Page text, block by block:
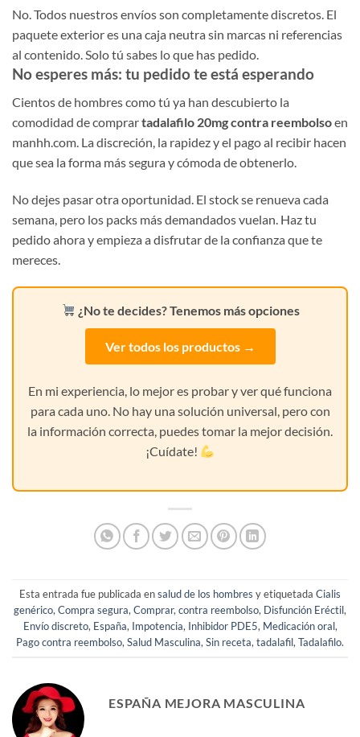
No. Todos nuestros envíos son completamente discretos. El
paquete exterior es una caja neutra sin marcas ni referencias
al contenido. Solo tú sabes lo que has pedido.
No esperes más: tu pedido te está esperando
Cientos de hombres como tú ya han descubierto la
comodidad de comprartadalafilo 20mg contra reembolsoen
manhh.com. La discreción, la rapidez y el pago al recibir hacen
que sea la forma más segura y cómoda de obtenerlo.
No dejes pasar otra oportunidad. El stock se renueva cada
semana, pero los packs más demandados vuelan. Haz tu
pedido ahora y empieza a disfrutar de la confianza que te
mereces.
¿No te decides? Tenemos más opciones
Ver todos los productos →
En mi experiencia, lo mejor es probar y ver qué funciona
para cada uno. No hay una solución universal, pero con
la información correcta, puedes tomar la mejor decisión.
¡Cuídate!
Esta entrada fue publicada ensalud de los hombres y etiquetada Cialis
genérico, Compra segura, Comprar, contra reembolso, Disfunción Eréctil,
Envío discreto, España, Impotencia, Inhibidor PDE5, Medicación oral,
Pago contra reembolso, Salud Masculina, Sin receta, tadalafil, Tadalafilo.
ESPAÑA MEJORA MASCULINA